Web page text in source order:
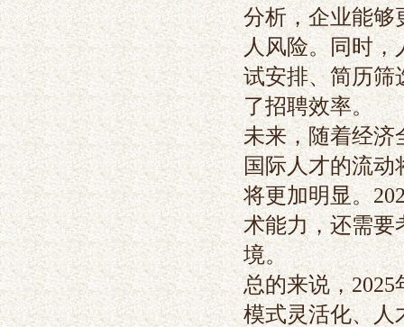
分析，企业能够
人风险。同时
试安排、简历筛
了招聘效率。
未来，随着经济
国际人才的流
将更加明显。
术能力，还需要
境。
总的来说，
模式灵活化、人